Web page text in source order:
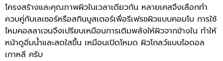
โครงสร้างและคุณภาพผิวในเวลาเดียวกัน หลายเคสจึงเลือกทำ
ควบคู่กับเลเซอร์หรือสกินบูสเตอร์เพื่อรีเฟรชผิวแบบคอมโบ การใช้
ไหมคอลลาเจนจึงเปรียบเหมือนการเติมพลังให้ผิวจากข้างใน ทำให้
หน้าดูอิ่มน้ำและสดใสขึ้น เหมือนเปิดโหมด ผิวโกลว์แบบไอดอล
เกาหลี ครับ